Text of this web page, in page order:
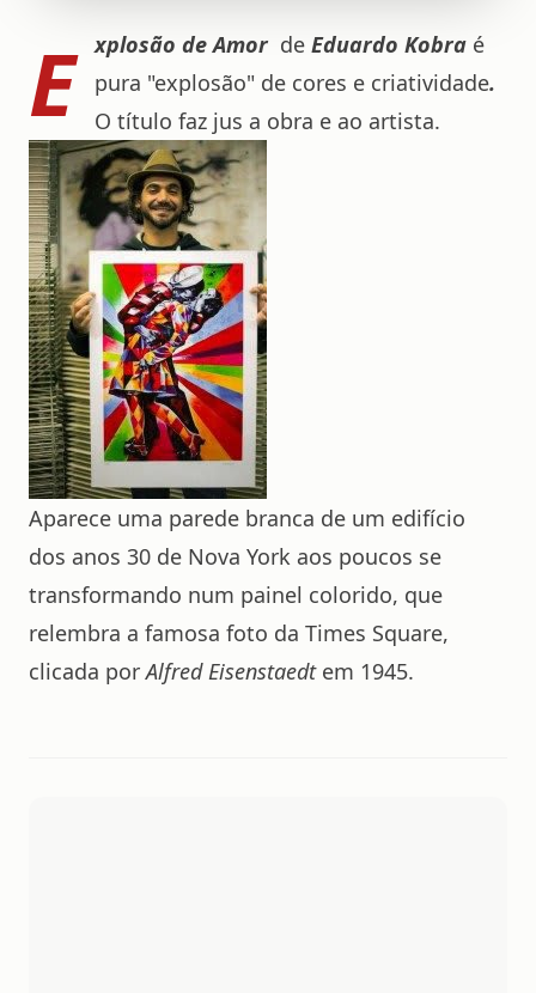
E xplosão de Amor de Eduardo Kobra é
pura "explosão" de cores e criatividade.
O título faz jus a obra e ao artista.
Aparece uma parede branca de um edifício
dos anos 30 de Nova York aos poucos se
transformando num painel colorido, que
relembra a famosa foto da Times Square,
clicada porAlfred Eisenstaedtem 1945.